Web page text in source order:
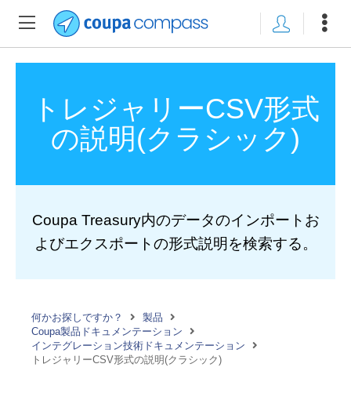
トレジャリーCSV形式
の説明(クラシック)
Coupa Treasury内のデータのインポートお
よびエクスポートの形式説明を検索する。
何かお探しですか？
製品
Coupa製品ドキュメンテーション
インテグレーション技術ドキュメンテーション
トレジャリーCSV形式の説明(クラシック)